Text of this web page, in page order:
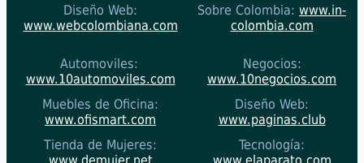
Diseño Web:
www.webcolombiana.com
Sobre Colombia: www.in-
colombia.com
Automoviles:
www.10automoviles.com
Negocios:
www.10negocios.com
Muebles de Oficina:
www.ofismart.com
Diseño Web:
www.paginas.club
Tienda de Mujeres:
Tecnología: